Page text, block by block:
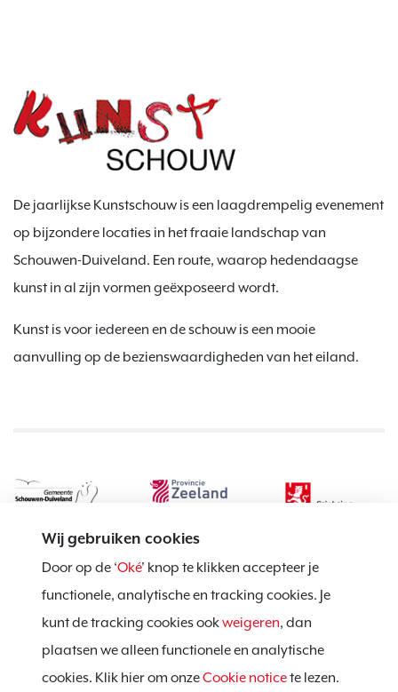
Wij gebruiken cookies
Door op de ‘Oké’ knop te klikken accepteer je
functionele, analytische en tracking cookies. Je
kunt de tracking cookies ookweigeren, dan
plaatsen we alleen functionele en analytische
cookies. Klik hier om onzeCookie noticete lezen.
De jaarlijkse Kunstschouw is een laagdrempelig evenement
op bijzondere locaties in het fraaie landschap van
Schouwen-Duiveland. Een route, waarop hedendaagse
kunst in al zijn vormen geëxposeerd wordt.
Kunst is voor iedereen en de schouw is een mooie
aanvulling op de bezienswaardigheden van het eiland.